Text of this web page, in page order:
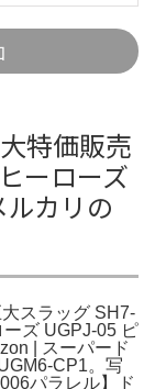
特価販売
ーローズ
ルカリの
スラッグ SH7-
ズ UGPJ-05 ピ
| スーパード
CP1。写
パラレル】ド